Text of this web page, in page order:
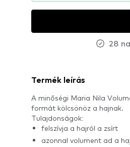
28
Termék leírás
A minőségi Maria Nila
formát kölcsönöz a hajnak.
Tulajdonságok:
felszívja a hajról a zsírt
azonnal volument ad a